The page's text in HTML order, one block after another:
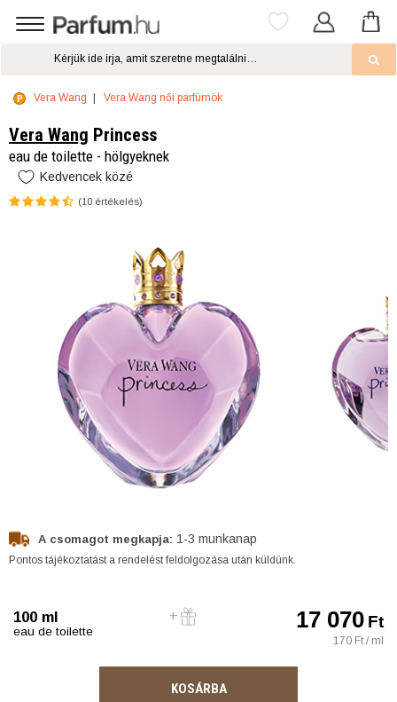
Vera Wang Vera Wang női parfümök
Vera Wang Princess
eau de toilette - hölgyeknek
Kedvencek közé
(10 értékelés)
A csomagot megkapja: 1-3 munkanap
Pontos tájékoztatást a rendelést feldolgozása után küldünk.
100 ml
eau de toilette 17 070Ft
170 Ft / ml
KOSÁRBA